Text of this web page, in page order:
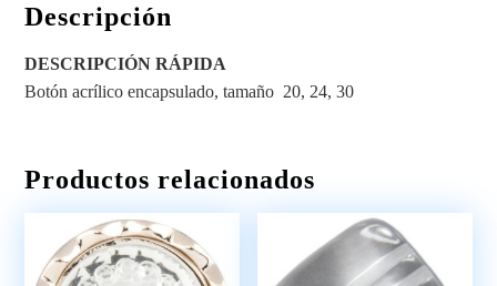
Descripción
DESCRIPCIÓN RÁPIDA
Botón acrílico encapsulado, tamaño 20, 24, 30
Productos relacionados